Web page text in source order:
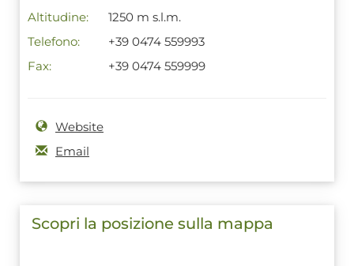
Altitudine:
1250 m s.l.m.
Telefono:
+39 0474 559993
Fax:
+39 0474 559999
Website
Email
Scopri la posizione sulla mappa